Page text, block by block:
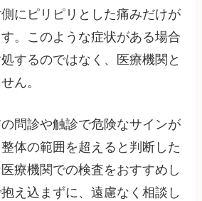
にピリピリとした痛みだけが
。このような症状がある場合
するのではなく、医療機関と
ん。
問診や触診で危険なサインが
体の範囲を超えると判断した
療機関での検査をおすすめし
え込まずに、遠慮なく相談し